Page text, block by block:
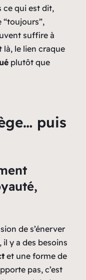
ce qui est dit,
suffire à
là, le lien craque
plutôt que
puis
de s’énerver
y a des besoins
et une forme de
pas, c’est